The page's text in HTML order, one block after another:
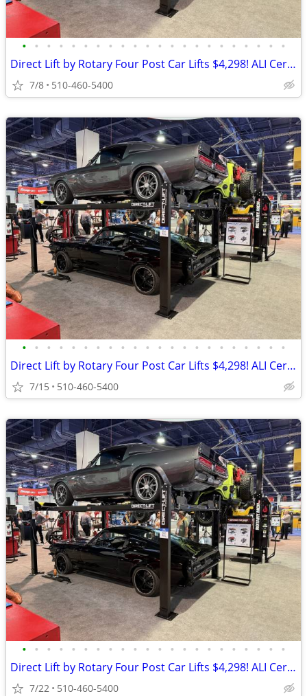
• • • • • • • • • • • • • • • • • • • • • •
Direct Lift by Rotary Four Post Car Lifts $4,298! ALI Certified!
7/8 510-460-5400
• • • • • • • • • • • • • • • • • • • • • •
Direct Lift by Rotary Four Post Car Lifts $4,298! ALI Certified!
7/15 510-460-5400
• • • • • • • • • • • • • • • • • • • • • •
Direct Lift by Rotary Four Post Car Lifts $4,298! ALI Certified!
7/22 510-460-5400